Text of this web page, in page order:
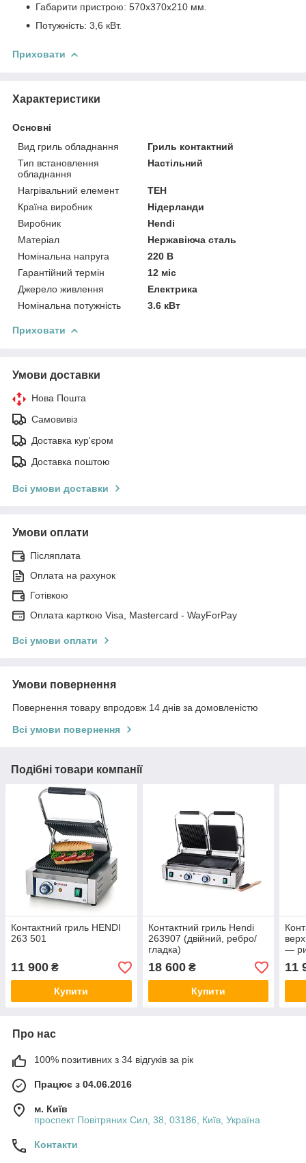
Габарити пристрою: 570х370х210 мм.
Потужність: 3,6 кВт.
Приховати
Характеристики
Основні
Вид гриль обладнання
Гриль контактний
Тип встановлення
обладнання
Настільний
Нагрівальний елемент
ТЕН
Країна виробник
Нідерланди
Виробник
Hendi
Матеріал
Нержавіюча сталь
Номінальна напруга
220 В
Гарантійний термін
12 міс
Джерело живлення
Електрика
Номінальна потужність
3.6 кВт
Приховати
Умови доставки
Нова Пошта
Самовивіз
Доставка кур'єром
Доставка поштою
Всі умови доставки
Умови оплати
Післяплата
Оплата на рахунок
Готівкою
Оплата карткою Visa, Mastercard - WayForPay
Всі умови оплати
Умови повернення
Повернення товару впродовж 14 днів за домовленістю
Всі умови повернення
Подібні товари компанії
Контактний гриль HENDI
263 501
11 900 ₴
Купити
Контактний гриль Hendi
263907 (двійний, ребро/
гладка)
18 600₴
Купити
—
11
Про нас
100% позитивних з 34 відгуків за рік
Працює з 04.06.2016
м. Київ
проспект Повітряних Сил, 38, 03186, Київ, Україна
Контакти